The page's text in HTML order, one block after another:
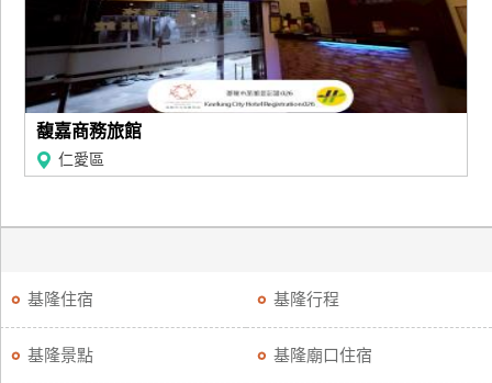
馥嘉商務旅館
仁愛區
基隆住宿 基隆行程
基隆景點 基隆廟口住宿